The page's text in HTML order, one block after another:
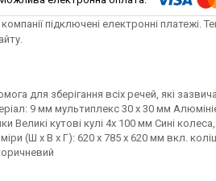
компанії підключені електронні
для зберігання всіх речей, які
9 мм мультиплекс 30 x 30 мм
Великі кутові кулі 4x 100 мм Сині
(Ш x В x Г): 620 x 785 x 620 мм вкл.